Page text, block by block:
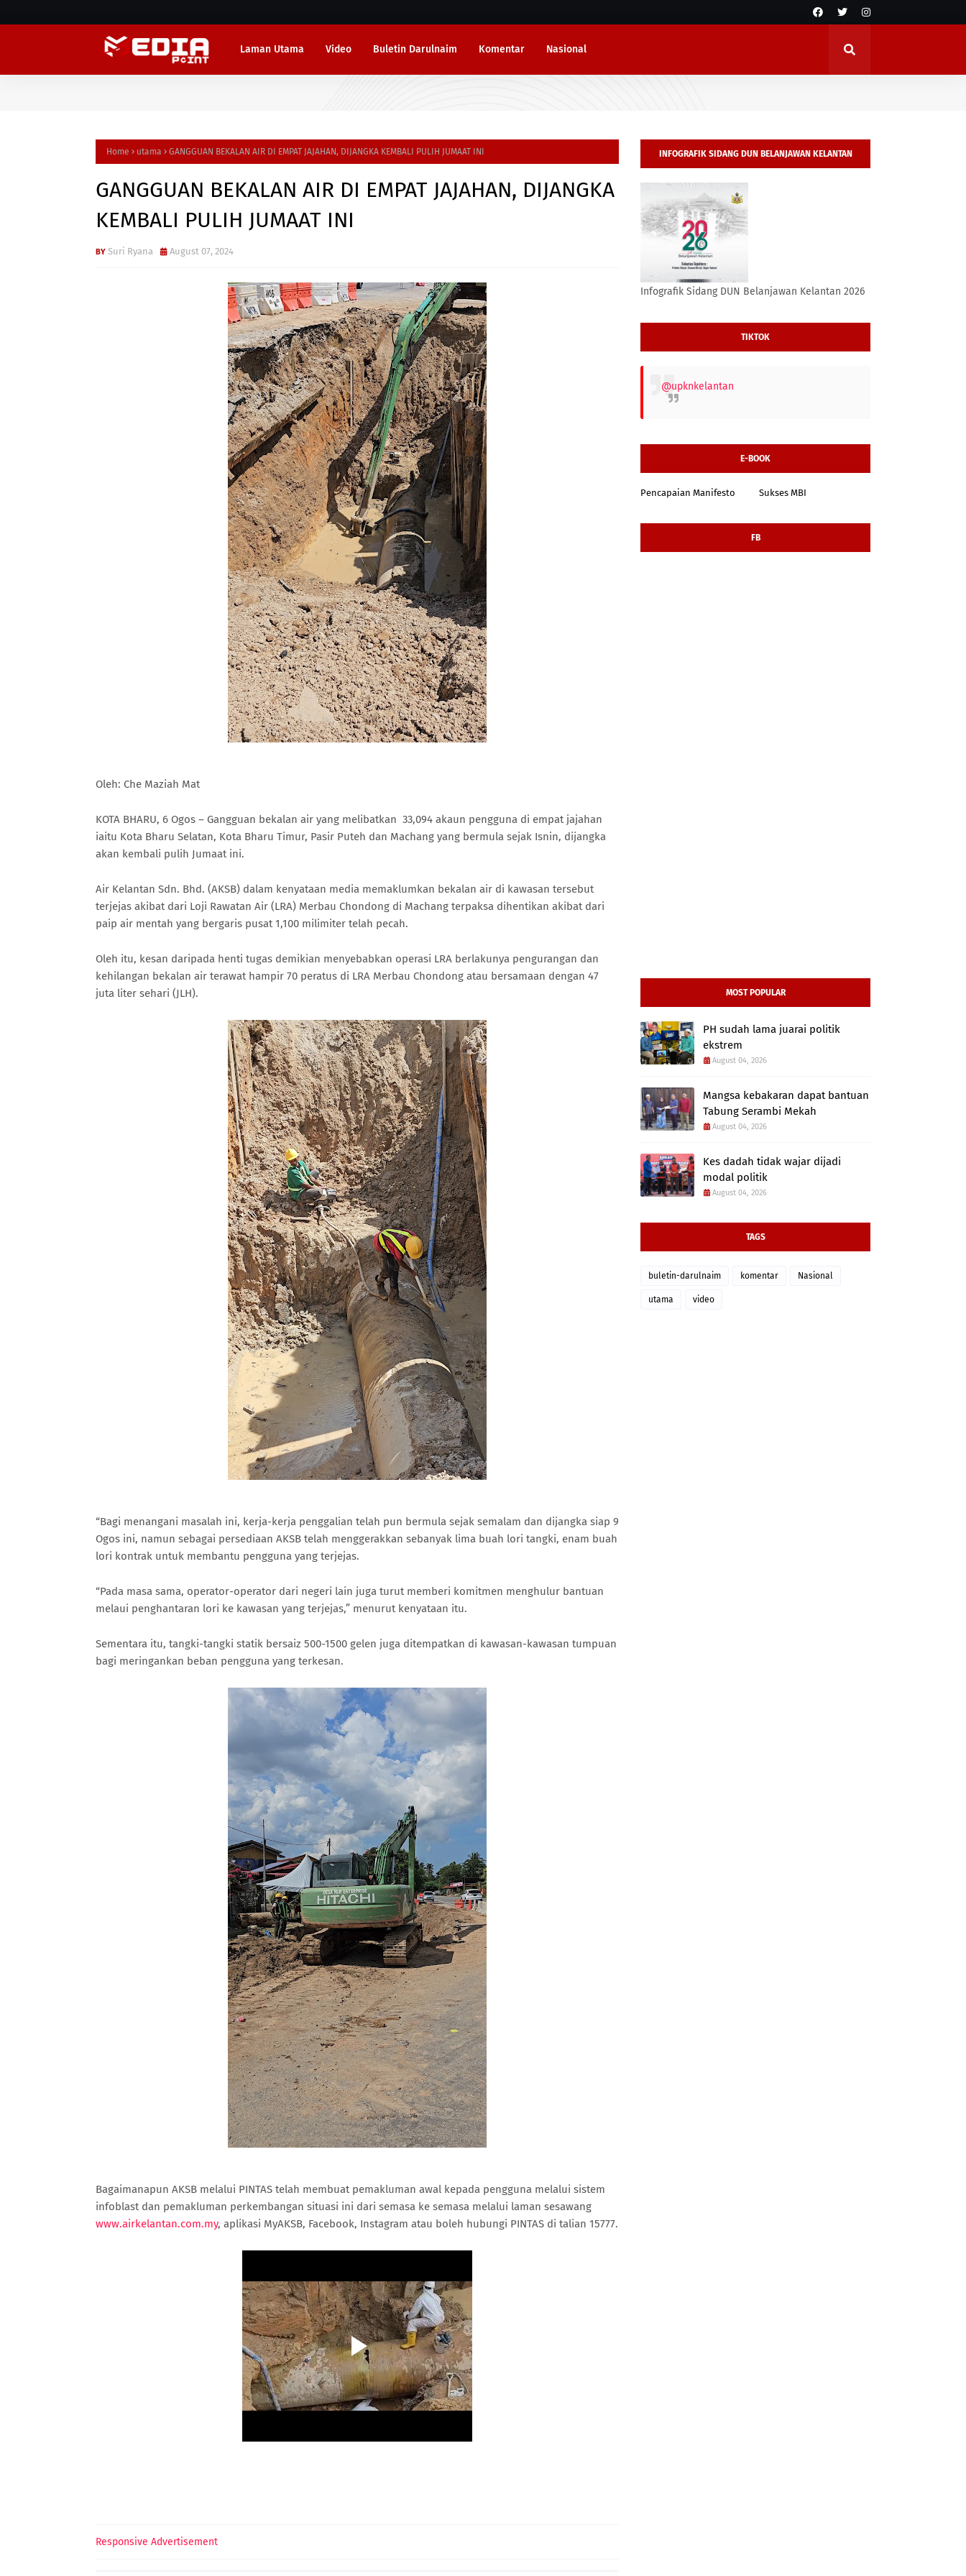
Laman Utama Video Buletin Darulnaim Komentar Nasional
Home utama GANGGUAN BEKALAN AIR DI EMPAT JAJAHAN, DIJANGKA KEMBALI PULIH JUMAAT INI
GANGGUAN BEKALAN AIR DI EMPAT JAJAHAN, DIJANGKA
KEMBALI PULIH JUMAAT INI
Suri Ryana August 07, 2024
Oleh: Che Maziah Mat
KOTA BHARU, 6 Ogos – Gangguan bekalan air yang melibatkan 33,094 akaun pengguna di empat jajahan
iaitu Kota Bharu Selatan, Kota Bharu Timur, Pasir Puteh dan Machang yang bermula sejak Isnin, dijangka
akan kembali pulih Jumaat ini.
Air Kelantan Sdn. Bhd. (AKSB) dalam kenyataan media memaklumkan bekalan air di kawasan tersebut
terjejas akibat dari Loji Rawatan Air (LRA) Merbau Chondong di Machang terpaksa dihentikan akibat dari
paip air mentah yang bergaris pusat 1,100 milimiter telah pecah.
Oleh itu, kesan daripada henti tugas demikian menyebabkan operasi LRA berlakunya pengurangan dan
kehilangan bekalan air terawat hampir 70 peratus di LRA Merbau Chondong atau bersamaan dengan 47
juta liter sehari (JLH).
“Bagi menangani masalah ini, kerja-kerja penggalian telah pun bermula sejak semalam dan dijangka siap 9
Ogos ini, namun sebagai persediaan AKSB telah menggerakkan sebanyak lima buah lori tangki, enam buah
lori kontrak untuk membantu pengguna yang terjejas.
“Pada masa sama, operator-operator dari negeri lain juga turut memberi komitmen menghulur bantuan
melaui penghantaran lori ke kawasan yang terjejas,” menurut kenyataan itu.
Sementara itu, tangki-tangki statik bersaiz 500-1500 gelen juga ditempatkan di kawasan-kawasan tumpuan
bagi meringankan beban pengguna yang terkesan.
Bagaimanapun AKSB melalui PINTAS telah membuat pemakluman awal kepada pengguna melalui sistem
infoblast dan pemakluman perkembangan situasi ini dari semasa ke semasa melalui laman sesawang
www.airkelantan.com.my, aplikasi MyAKSB, Facebook, Instagram atau boleh hubungi PINTAS di talian 15777.
Responsive Advertisement
INFOGRAFIK SIDANG DUN BELANJAWAN KELANTAN
2026
Infografik Sidang DUN Belanjawan Kelantan 2026
TIKTOK
@upknkelantan
E-BOOK
Pencapaian Manifesto Sukses MBI
FB
MOST POPULAR
PH sudah lama juarai politik
ekstrem
August 04, 2026
Mangsa kebakaran dapat bantuan
Tabung Serambi Mekah
August 04, 2026
Kes dadah tidak wajar dijadi
modal politik
August 04, 2026
TAGS
buletin-darulnaim komentar Nasional
utama video